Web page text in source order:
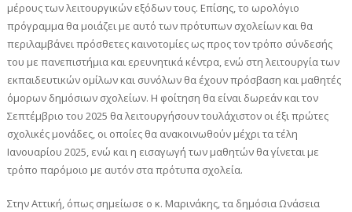
μέρους των λειτουργικών εξόδων τους. Επίσης, το ωρολόγιο
πρόγραμμα θα μοιάζει με αυτό των πρότυπων σχολείων και θα
περιλαμβάνει πρόσθετες καινοτομίες ως προς τον τρόπο σύνδεσής
του με πανεπιστήμια και ερευνητικά κέντρα, ενώ στη λειτουργία των
εκπαιδευτικών ομίλων και συνόλων θα έχουν πρόσβαση και μαθητές
όμορων δημόσιων σχολείων. Η φοίτηση θα είναι δωρεάν και τον
Σεπτέμβριο του 2025 θα λειτουργήσουν τουλάχιστον οι έξι πρώτες
σχολικές μονάδες, οι οποίες θα ανακοινωθούν μέχρι τα τέλη
Ιανουαρίου 2025, ενώ και η εισαγωγή των μαθητών θα γίνεται με
τρόπο παρόμοιο με αυτόν στα πρότυπα σχολεία.
Στην Αττική, όπως σημείωσε ο κ. Μαρινάκης, τα δημόσια Ωνάσεια